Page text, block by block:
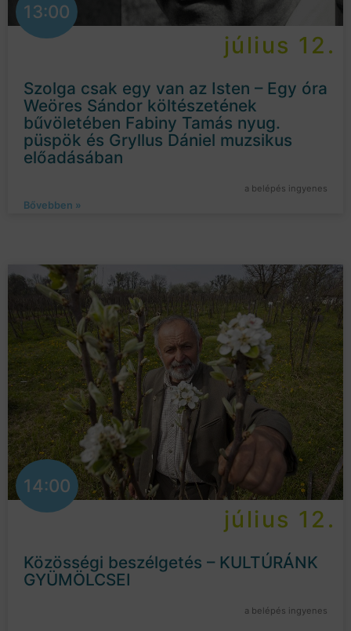
13:00
július 12.
Szolga csak egy van az Isten – Egy óra
Weöres Sándor költészetének
bűvöletében Fabiny Tamás nyug.
püspök és Gryllus Dániel muzsikus
előadásában
a belépés ingyenes
Bővebben »
14:00
július 12.
Közösségi beszélgetés – KULTÚRÁNK
GYÜMÖLCSEI
a belépés ingyenes